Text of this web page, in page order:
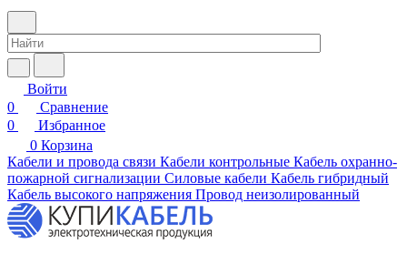
Войти
0
Сравнение
0
Избранное
0 Корзина
Кабели и провода связи Кабели контрольные Кабель охранно-
пожарной сигнализации Силовые кабели Кабель гибридный
Кабель высокого напряжения Провод неизолированный